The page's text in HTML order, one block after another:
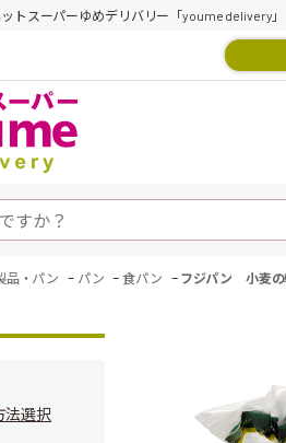
トスーパーゆめデリバリー「youme delivery」
品・パン - パン -食パン - フジパン 小麦
法選択